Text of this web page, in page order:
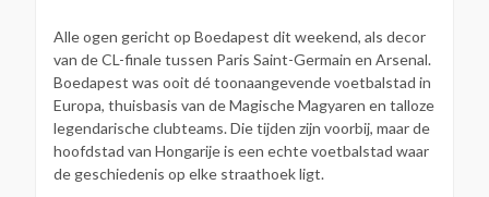
Alle ogen gericht op Boedapest dit weekend, als decor
van de CL-finale tussen Paris Saint-Germain en Arsenal.
Boedapest was ooit dé toonaangevende voetbalstad in
Europa, thuisbasis van de Magische Magyaren en talloze
legendarische clubteams. Die tijden zijn voorbij, maar de
hoofdstad van Hongarije is een echte voetbalstad waar
de geschiedenis op elke straathoek ligt.